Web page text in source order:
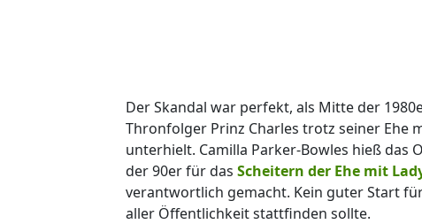
Der Skandal war perfekt, als Mitte der
Thronfolger Prinz Charles trotz seiner Ehe
unterhielt. Camilla Parker-Bowles hieß das
der 90er für das Scheitern der Ehe mit
verantwortlich gemacht. Kein guter Start
aller Öffentlichkeit stattfinden sollte.